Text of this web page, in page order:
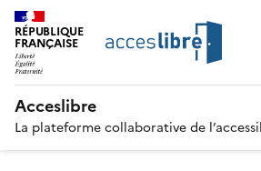
RÉPUBLIQUE
FRANÇAISE
Acceslibre
La plateforme collaborative de